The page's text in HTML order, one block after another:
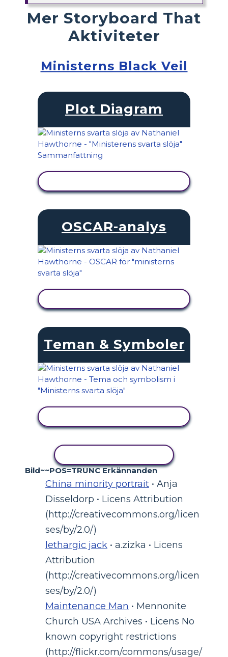
Mer Storyboard That
Aktiviteter
Ministerns Black Veil
Plot Diagram
OSCAR-analys
Teman & Symboler
Bild~~POS=TRUNC Erkännanden
China minority portrait • Anja
Disseldorp • Licens Attribution
(http://creativecommons.org/licen
ses/by/2.0/)
lethargic jack • a.zizka • Licens
Attribution
(http://creativecommons.org/licen
ses/by/2.0/)
Maintenance Man • Mennonite
Church USA Archives • Licens No
known copyright restrictions
(http://flickr.com/commons/usage/